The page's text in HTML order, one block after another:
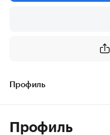
Профиль
Профиль